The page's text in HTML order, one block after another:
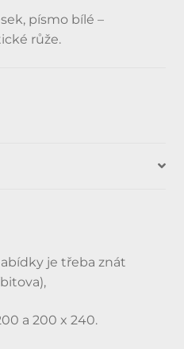
písmo bílé –
růže.
je třeba znát
a 200 x 240.